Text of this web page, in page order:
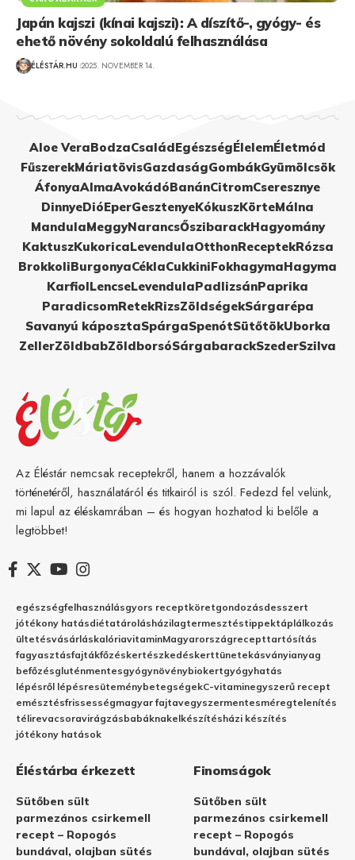
Japán kajszi (kínai kajszi): A díszítő-, gyógy- és
ehető növény sokoldalú felhasználása
ÉLÉSTÁR.HU 2025. NOVEMBER 14.
Aloe VeraBodzaCsaládEgészségÉlelemÉletmód
FűszerekMáriatövisGazdaságGombákGyümölcsök
ÁfonyaAlmaAvokádóBanánCitromCseresznye
DinnyeDióEperGesztenyeKókuszKörteMálna
MandulaMeggyNarancsŐszibarackHagyomány
KaktuszKukoricaLevendulaOtthonReceptekRózsa
BrokkoliBurgonyaCéklaCukkiniFokhagymaHagyma
KarfiolLencseLevendulaPadlizsánPaprika
ParadicsomRetekRizsZöldségekSárgarépa
Savanyú káposztaSpárgaSpenótSütőtökUborka
ZellerZöldbabZöldborsóSárgabarackSzederSzilva
Az Éléstár nemcsak receptekről, hanem a hozzávalók
történetéről, használatáról és titkairól is szól. Fedezd fel velünk,
mi lapul az éléskamrában – és hogyan hozhatod ki belőle a
legtöbbet!
egészségfelhasználásgyors receptköretgondozásdesszert
jótékony hatásdiétatárolásházilagtermesztéstippektáplálkozás
ültetésvásárláskalóriavitaminMagyarországrecepttartósítás
fagyasztásfajtákfőzéskertészkedéskerttünetekásványianyag
befőzésgluténmentesgyógynövénybiokertgyógyhatás
lépésről lépésresüteménybetegségekC-vitaminegyszerű recept
emésztésfrissességmagyar fajtavegyszermentesméregtelenítés
télirevacsoravirágzásbabáknakelkészítésházi készítés
jótékony hatások
Éléstárba érkezett
Sütőben sült
parmezános csirkemell
recept – Ropogós
bundával, olajban sütés
Finomságok
Sütőben sült
parmezános csirkemell
recept – Ropogós
bundával, olajban sütés